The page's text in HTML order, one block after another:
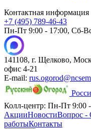
Контактная информация
+7 (495) 789-46-43
Пн-Пт 9:00 - 17:00, Сб-
141108, г. Щелково,
офис 4-21
E-mail:
Колл-центр: Пн-Пт 9:00 -
АкцииНовостиВопрос -
работыКонтакты